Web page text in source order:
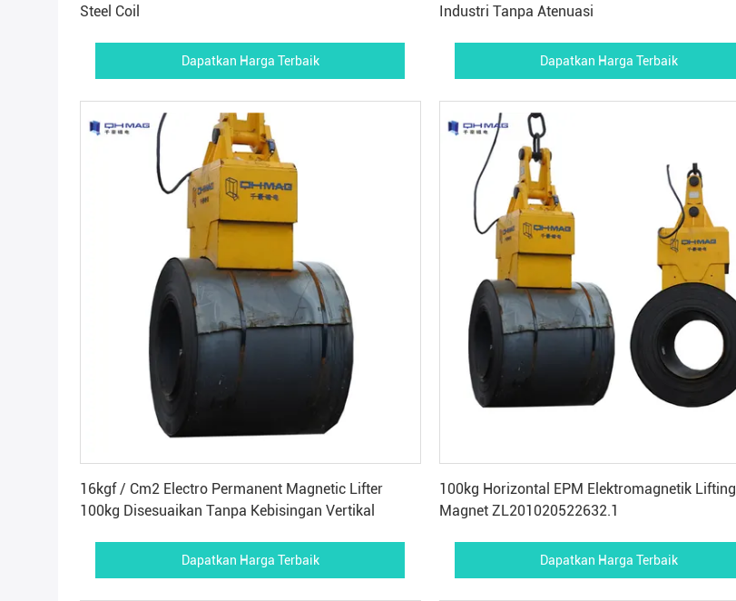
Steel Coil
Dapatkan Harga Terbaik
Industri Tanpa Atenuasi
Dapatkan Harga Terbaik
16kgf / Cm2 Electro Permanent Magnetic Lifter
100kg Disesuaikan Tanpa Kebisingan Vertikal
Dapatkan Harga Terbaik
100kg Horizontal EPM Elektromagnetik Lifting
Magnet ZL201020522632.1
Dapatkan Harga Terbaik